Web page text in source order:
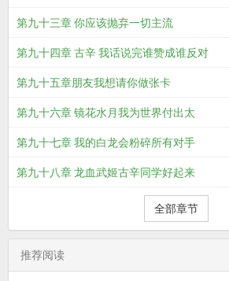
第九十三章 你应该抛弃一切主流
第九十四章 古辛 我话说完谁赞成谁反对
第九十五章朋友我想请你做张卡
第九十六章 镜花水月我为世界付出太
第九十七章 我的白龙会粉碎所有对手
第九十八章 龙血武姬古辛同学好起来
全部章节
推荐阅读